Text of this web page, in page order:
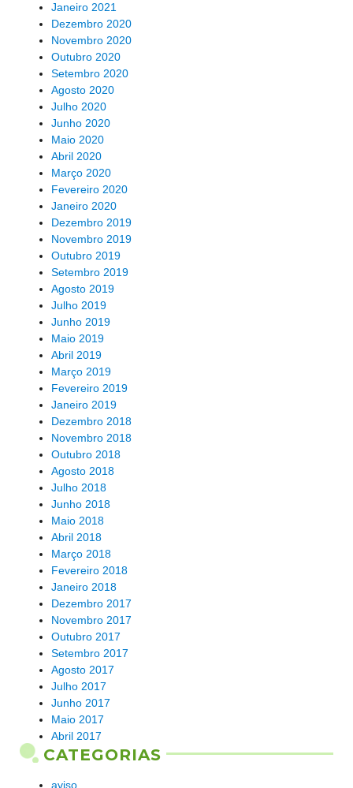
Janeiro 2021
Dezembro 2020
Novembro 2020
Outubro 2020
Setembro 2020
Agosto 2020
Julho 2020
Junho 2020
Maio 2020
Abril 2020
Março 2020
Fevereiro 2020
Janeiro 2020
Dezembro 2019
Novembro 2019
Outubro 2019
Setembro 2019
Agosto 2019
Julho 2019
Junho 2019
Maio 2019
Abril 2019
Março 2019
Fevereiro 2019
Janeiro 2019
Dezembro 2018
Novembro 2018
Outubro 2018
Agosto 2018
Julho 2018
Junho 2018
Maio 2018
Abril 2018
Março 2018
Fevereiro 2018
Janeiro 2018
Dezembro 2017
Novembro 2017
Outubro 2017
Setembro 2017
Agosto 2017
Julho 2017
Junho 2017
Maio 2017
Abril 2017
CATEGORIAS
aviso